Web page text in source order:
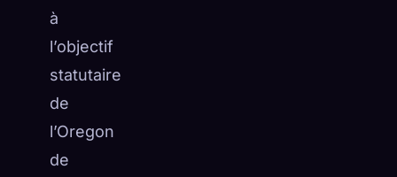
à
l’objectif
statutaire
de
l’Oregon
de